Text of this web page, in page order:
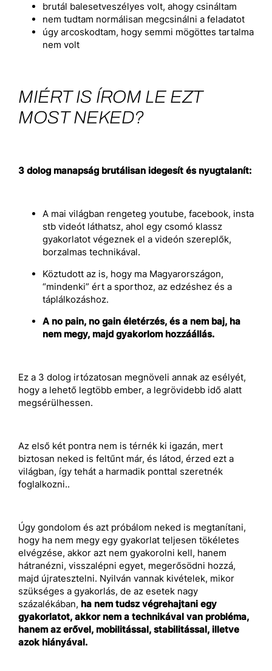
brutál balesetveszélyes volt, ahogy csináltam
nem tudtam normálisan megcsinálni a feladatot
úgy arcoskodtam, hogy semmi mögöttes tartalma
nem volt
MIÉRT IS ÍROM LE EZT
MOST NEKED?
3 dolog manapság brutálisan idegesít és nyugtalanít:
A mai világban rengeteg youtube, facebook, insta
stb videót láthatsz, ahol egy csomó klassz
gyakorlatot végeznek el a videón szereplők,
borzalmas technikával.
Köztudott az is, hogy ma Magyarországon,
“mindenki” ért a sporthoz, az edzéshez és a
táplálkozáshoz.
A no pain, no gain életérzés, és a nem baj, ha
nem megy, majd gyakorlom hozzáállás.
Ez a 3 dolog irtózatosan megnöveli annak az esélyét,
hogy a lehető legtöbb ember, a legrövidebb idő alatt
megsérülhessen.
Az első két pontra nem is térnék ki igazán, mert
biztosan neked is feltűnt már, és látod, érzed ezt a
világban, így tehát a harmadik ponttal szeretnék
foglalkozni..
Úgy gondolom és azt próbálom neked is megtanítani,
hogy ha nem megy egy gyakorlat teljesen tökéletes
elvégzése, akkor azt nem gyakorolni kell, hanem
hátranézni, visszalépni egyet, megerősödni hozzá,
majd újratesztelni. Nyilván vannak kivételek, mikor
szükséges a gyakorlás, de az esetek nagy
százalékában, ha nem tudsz végrehajtani egy
gyakorlatot, akkor nem a technikával van probléma,
hanem az erővel, mobilitással, stabilitással, illetve
azok hiányával.